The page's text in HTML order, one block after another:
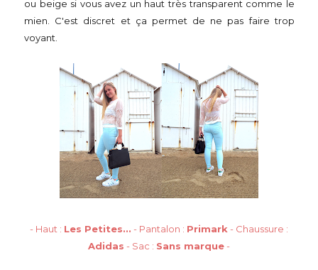
ou beige si vous avez un haut très transparent comme le
mien. C'est discret et ça permet de ne pas faire trop
voyant.
- Haut : Les Petites... - Pantalon : Primark - Chaussure :
Adidas - Sac : Sans marque-